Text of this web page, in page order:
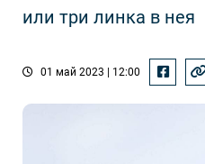
или три линка в нея
01 май 2023 | 12:00